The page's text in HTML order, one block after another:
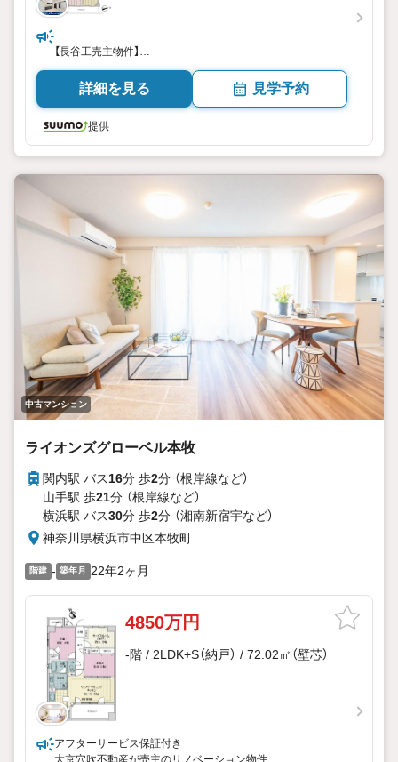
【長谷工売主物件】
新規内装リノベーション、アフターサービス保証付！
詳細を見る 見学予約
提供
中古マンション
ライオンズグローベル本牧
関内駅 バス16分 歩2分 （根岸線など）
山手駅 歩21分 （根岸線など）
横浜駅 バス30分 歩2分 （湘南新宿宇など）
神奈川県横浜市中区本牧町
階建 - 築年月 22年2ヶ月
4850万円
-階 / 2LDK+S（納戸） / 72.02㎡（壁芯）
アフターサービス保証付き